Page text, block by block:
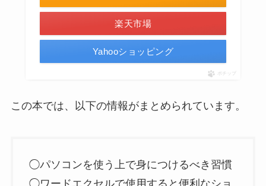
楽天市場
Yahooショッピング
ポチップ
この本では、以下の情報がまとめられています。
◯パソコンを使う上で身につけるべき習慣
◯ワードエクセルで使用すると便利なショ